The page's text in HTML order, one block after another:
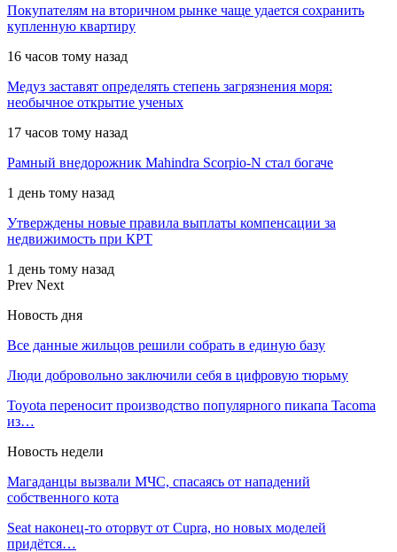
Покупателям на вторичном рынке чаще удается сохранить
купленную квартиру
16 часов тому назад
Медуз заставят определять степень загрязнения моря:
необычное открытие ученых
17 часов тому назад
Рамный внедорожник Mahindra Scorpio-N стал богаче
1 день тому назад
Утверждены новые правила выплаты компенсации за
недвижимость при КРТ
1 день тому назад
Prev Next
Новость дня
Все данные жильцов решили собрать в единую базу
Люди добровольно заключили себя в цифровую тюрьму
Toyota переносит производство популярного пикапа Tacoma
из…
Новость недели
Магаданцы вызвали МЧС, спасаясь от нападений
собственного кота
Seat наконец-то оторвут от Cupra, но новых моделей
придётся…